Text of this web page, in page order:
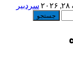
سردبیر